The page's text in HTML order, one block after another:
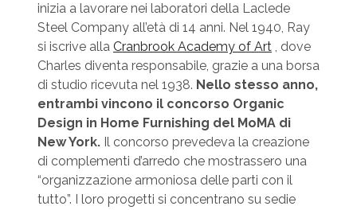
inizia a lavorare nei laboratori della Laclede
Steel Company all’età di 14 anni. Nel 1940, Ray
si iscrive alla Cranbrook Academy of Art, dove
Charles diventa responsabile, grazie a una borsa
di studio ricevuta nel 1938. Nello stesso anno,
entrambi vincono il concorso Organic
Design in Home Furnishing del MoMA di
New York.Il concorso prevedeva la creazione
di complementi d’arredo che mostrassero una
“organizzazione armoniosa delle parti con il
tutto”. I loro progetti si concentrano su sedie